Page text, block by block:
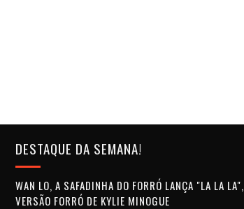
DESTAQUE DA SEMANA!
WAN LO, A SAFADINHA DO FORRÓ LANÇA "LA LA LA",
VERSÃO FORRÓ DE KYLIE MINOGUE